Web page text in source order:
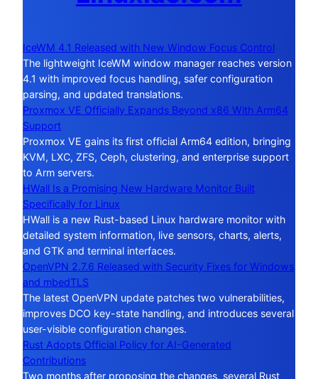
IceWM 4.1 Released with New Window Focus Control
The lightweight IceWM window manager reaches version
4.1 with improved focus handling, safer configuration
parsing, and updated translations.
Proxmox VE Officially Expands Beyond x86 With Arm64
Support
Proxmox VE gains its first official Arm64 edition, bringing
KVM, LXC, ZFS, Ceph, clustering, and enterprise support
to Arm servers.
HWall Is a Promising New Hardware Monitor Built
Specifically for Linux
HWall is a new Rust-based Linux hardware monitor with
detailed system information, live sensors, charts, alerts,
and GTK and terminal interfaces.
OpenVPN 2.7.6 Released with Security Fixes for Windows
and mbedTLS
The latest OpenVPN update patches two vulnerabilities,
improves DCO key-state handling, and introduces several
user-visible configuration changes.
Rust Adopts Official Policy for AI-Generated
Contributions
Two months after proposing the changes, several Rust